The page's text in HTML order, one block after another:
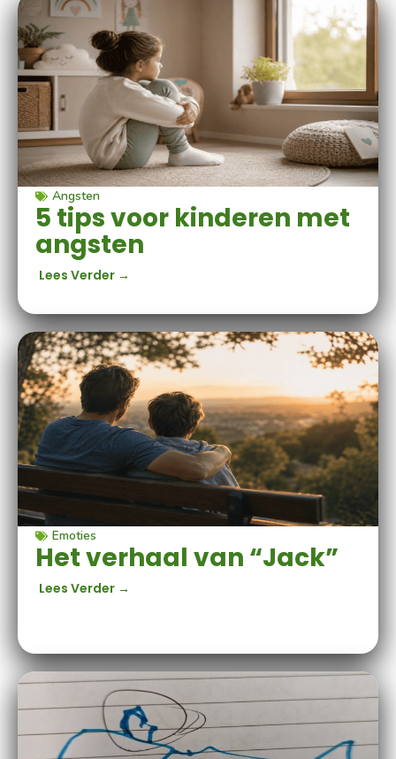
Angsten
5 tips voor kinderen met
angsten
Lees Verder →
Emoties
Het verhaal van “Jack”
Lees Verder →